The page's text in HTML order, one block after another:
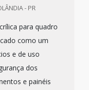
- PR
para quadro
como um
e de uso
dos
e painéis